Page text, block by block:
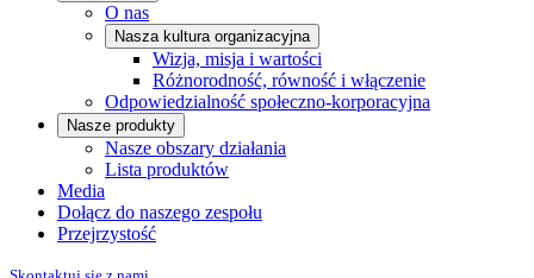
O nas
Nasza kultura organizacyjna
Wizja, misja i wartości
Różnorodność, równość i włączenie
Odpowiedzialność społeczno-korporacyjna
Nasze produkty
Nasze obszary działania
Lista produktów
Media
Dołącz do naszego zespołu
Przejrzystość